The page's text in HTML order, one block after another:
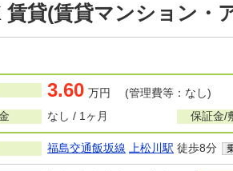
貸(賃貸マンション・
3.60 万円 (管理費等：なし)
なし / 1ヶ月 保証金/
福島交通飯坂線 上松川駅 徒歩8分